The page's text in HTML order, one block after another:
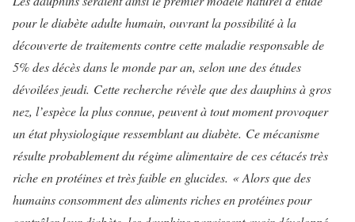
pour le diabète adulte humain, ouvrant la possibilité à la
découverte de traitements contre cette maladie responsable de
5% des décès dans le monde par an, selon une des études
dévoilées jeudi. Cette recherche révèle que des dauphins à gros
nez, l’espèce la plus connue, peuvent à tout moment provoquer
un état physiologique ressemblant au diabète. Ce mécanisme
résulte probablement du régime alimentaire de ces cétacés très
riche en protéines et très faible en glucides. « Alors que des
humains consomment des aliments riches en protéines pour